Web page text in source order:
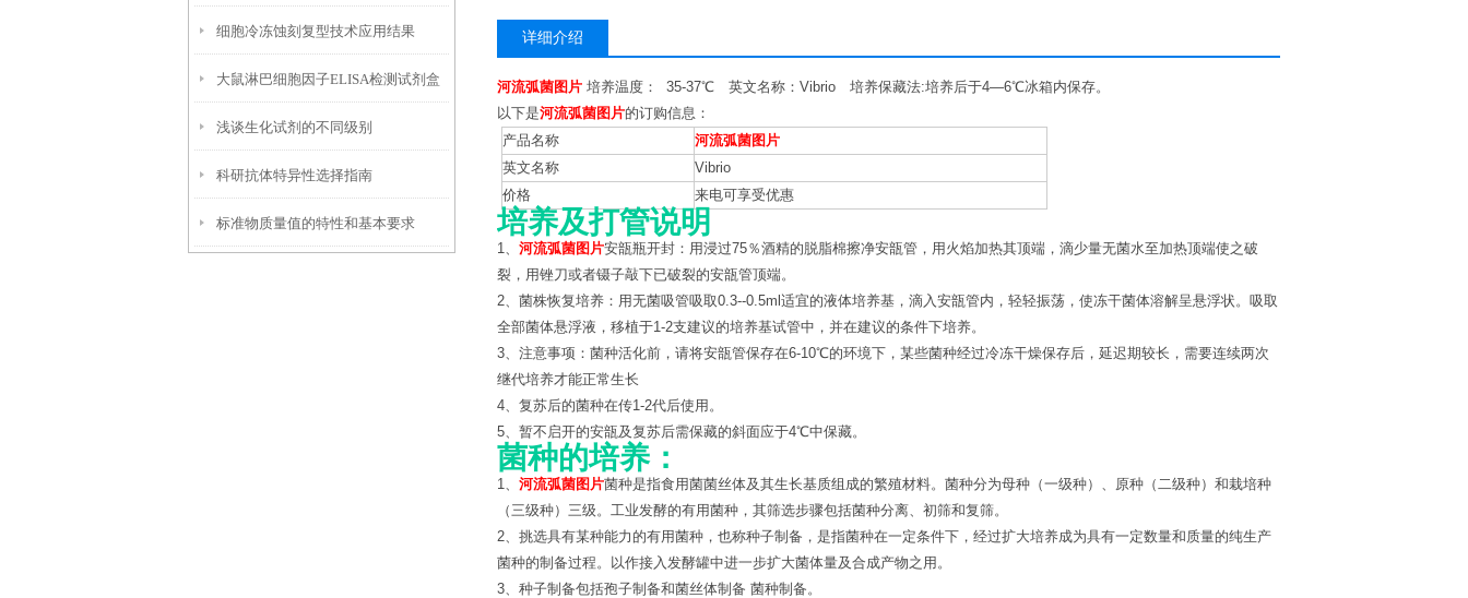
项
细胞冷冻蚀刻复型技术应用结果
大鼠淋巴细胞因子ELISA检测试剂盒
特点优势
浅谈生化试剂的不同级别
科研抗体特异性选择指南
标准物质量值的特性和基本要求
详细介绍
河流弧菌图片 培养温度： 35-37℃ 英文名称：Vibrio 培养保藏法:培养后于4—6℃冰箱内保存。
以下是河流弧菌图片的订购信息：
产品名称
河流弧菌图片
英文名称
Vibrio
价格
来电可享受优惠
培养及打管说明
1、 河流弧菌图片安瓿瓶开封：用浸过75％酒精的脱脂棉擦净安瓿管，用火焰加热其顶端，滴少量无菌水至加热顶端使之破
裂，用锉刀或者镊子敲下已破裂的安瓿管顶端。
2、菌株恢复培养：用无菌吸管吸取0.3--0.5ml适宜的液体培养基，滴入安瓿管内，轻轻振荡，使冻干菌体溶解呈悬浮状。吸取
全部菌体悬浮液，移植于1-2支建议的培养基试管中，并在建议的条件下培养。
3、注意事项：菌种活化前，请将安瓿管保存在6-10℃的环境下，某些菌种经过冷冻干燥保存后，延迟期较长，需要连续两次
继代培养才能正常生长
4、复苏后的菌种在传1-2代后使用。
5、暂不启开的安瓿及复苏后需保藏的斜面应于4℃中保藏。
菌种的培养：
1、 河流弧菌图片菌种是指食用菌菌丝体及其生长基质组成的繁殖材料。菌种分为母种（一级种）、原种（二级种）和栽培种
（三级种）三级。工业发酵的有用菌种，其筛选步骤包括菌种分离、初筛和复筛。
2、挑选具有某种能力的有用菌种，也称种子制备，是指菌种在一定条件下，经过扩大培养成为具有一定数量和质量的纯生产
菌种的制备过程。以作接入发酵罐中进一步扩大菌体量及合成产物之用。
3、种子制备包括孢子制备和菌丝体制备 菌种制备。